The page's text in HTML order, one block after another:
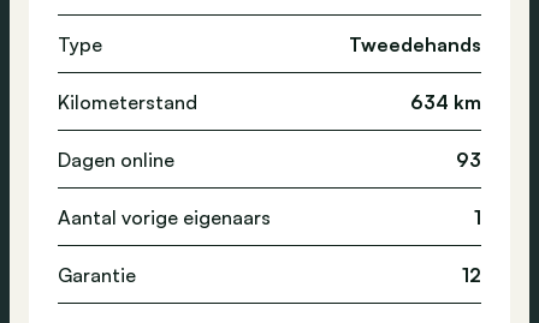
Type Tweedehands
Kilometerstand 634 km
Dagen online 93
Aantal vorige eigenaars 1
Garantie 12